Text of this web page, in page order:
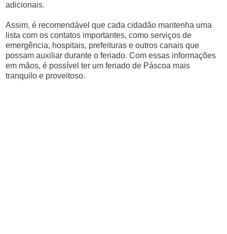
adicionais.
Assim, é recomendável que cada cidadão mantenha uma
lista com os contatos importantes, como serviços de
emergência, hospitais, prefeituras e outros canais que
possam auxiliar durante o feriado. Com essas informações
em mãos, é possível ter um feriado de Páscoa mais
tranquilo e proveitoso.